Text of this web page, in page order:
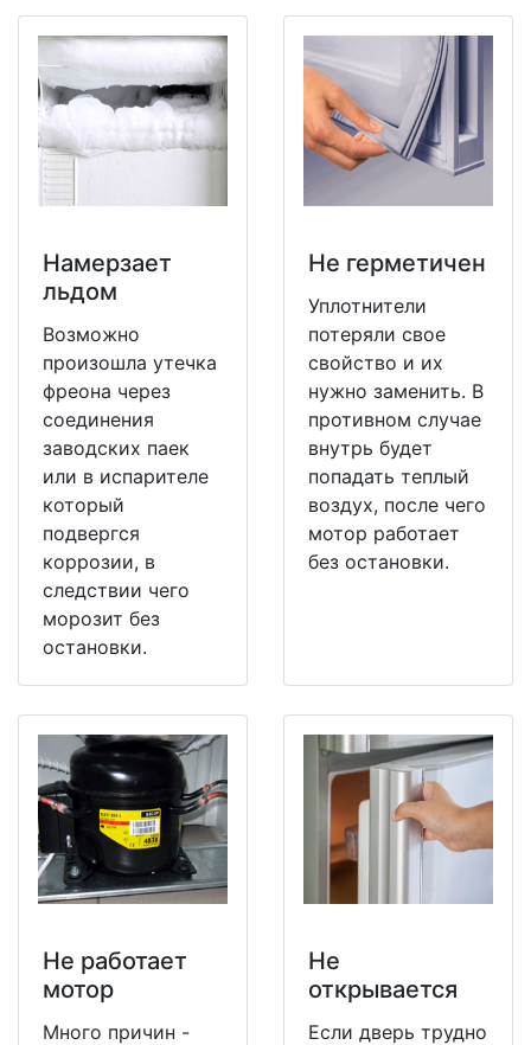
Намерзает
льдом
Возможно
произошла утечка
фреона через
соединения
заводских паек
или в испарителе
который
подвергся
коррозии, в
следствии чего
морозит без
остановки.
Не герметичен
Уплотнители
потеряли свое
свойство и их
нужно заменить. В
противном случае
внутрь будет
попадать теплый
воздух, после чего
мотор работает
без остановки.
Не работает
мотор
Много причин -
Не
открывается
Если дверь трудно